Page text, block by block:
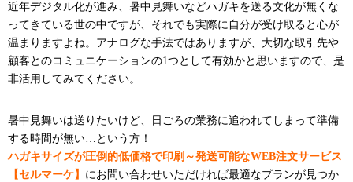
近年デジタル化が進み、暑中見舞いなどハガキを送る文化が無くな
ってきている世の中ですが、それでも実際に自分が受け取ると心が
温まりますよね。アナログな手法ではありますが、大切な取引先や
顧客とのコミュニケーションの1つとして有効かと思いますので、是
非活用してみてください。
暑中見舞いは送りたいけど、日ごろの業務に追われてしまって準備
する時間が無い…という方！
ハガキサイズが圧倒的低価格で印刷～発送可能なWEB注文サービス
【セルマーケ】 にお問い合わせいただければ最適なプランが見つか